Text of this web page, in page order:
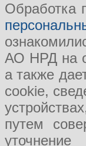
Обработка
АО НРД на
а также
cookie,
путем